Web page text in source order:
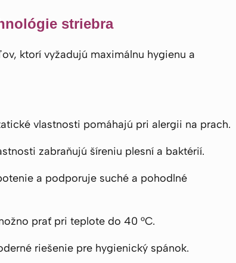
striebra
ktorí vyžadujú maximálnu hygienu a
vlastnosti pomáhajú pri alergii na prach.
zabraňujú šíreniu plesní a baktérií.
a podporuje suché a pohodlné
prať pri teplote do 40 °C.
riešenie pre hygienický spánok.